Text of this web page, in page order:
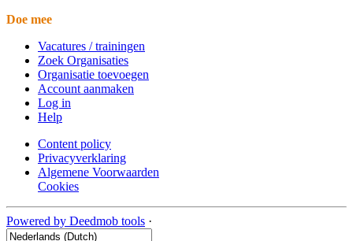
Doe mee
Vacatures / trainingen
Zoek Organisaties
Organisatie toevoegen
Account aanmaken
Log in
Help
Content policy
Privacyverklaring
Algemene Voorwaarden
Cookies
Powered by Deedmob tools ·